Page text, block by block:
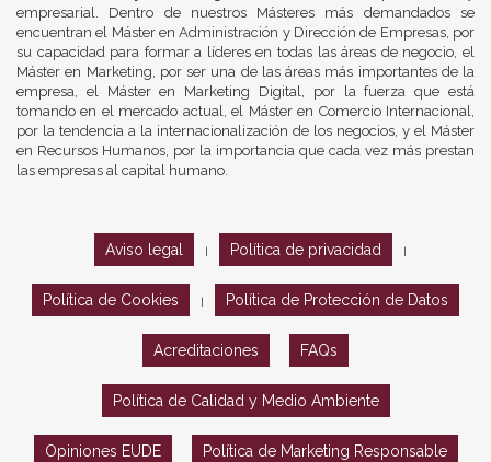
empresarial. Dentro de nuestros Másteres más demandados se
encuentran el Máster en Administración y Dirección de Empresas, por
su capacidad para formar a líderes en todas las áreas de negocio, el
Máster en Marketing, por ser una de las áreas más importantes de la
empresa, el Máster en Marketing Digital, por la fuerza que está
tomando en el mercado actual, el Máster en Comercio Internacional,
por la tendencia a la internacionalización de los negocios, y el Máster
en Recursos Humanos, por la importancia que cada vez más prestan
las empresas al capital humano.
Aviso legal Política de privacidad
Política de Cookies Política de Protección de Datos
Acreditaciones FAQs
Política de Calidad y Medio Ambiente
Opiniones EUDE Política de Marketing Responsable